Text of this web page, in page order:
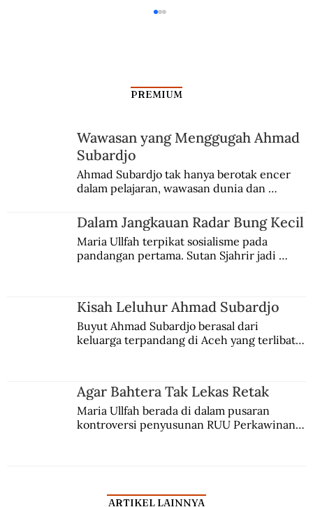
Kala Rombongan Haji Dibantai Vasco da
PREMIUM
Wawasan yang Menggugah Ahmad
Subardjo
Ahmad Subardjo tak hanya berotak encer
dalam pelajaran, wawasan dunia dan
Jules Verne, Multatuli, hingga Sun Yat-sen.
Dalam Jangkauan Radar Bung Kecil
Maria Ullfah terpikat sosialisme pada
pandangan pertama. Sutan Sjahrir jadi
Kisah Leluhur Ahmad Subardjo
Buyut Ahmad Subardjo berasal dari
keluarga terpandang di Aceh yang terlibat
Agar Bahtera Tak Lekas Retak
Maria Ullfah berada di dalam pusaran
kontroversi penyusunan RUU Perkawinan.
ARTIKEL LAINNYA